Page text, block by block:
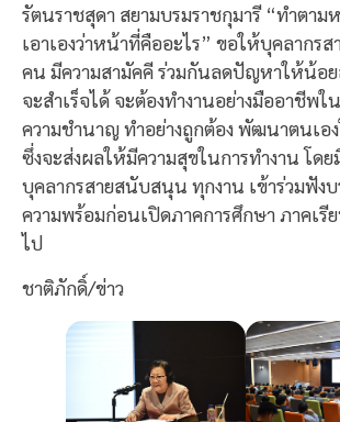
รัตนราชสุดา สยามบรมราชกุมารี “ทำตา
เอาเองว่าหน้าที่คืออะไร” ขอให้บุคลากร
คน มีความสามัคคี ร่วมกันลดปัญหาให้น้อย
จะสำเร็จได้ จะต้องทำงานอย่างมืออาชีพ
ความชำนาญ ทำอย่างถูกต้อง พัฒนาตนเอ
ซึ่งจะส่งผลให้มีความสุขในการทำงาน โด
บุคลากรสายสนับสนุน ทุกงาน เข้าร่วมฟังบ
ความพร้อมก่อนเปิดภาคการศึกษา ภาคเ
ไป
ชาติภักดิ์/ข่าว